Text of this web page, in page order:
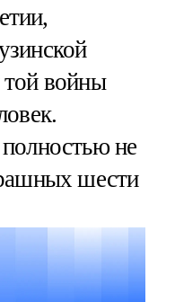
той войны
не
шести